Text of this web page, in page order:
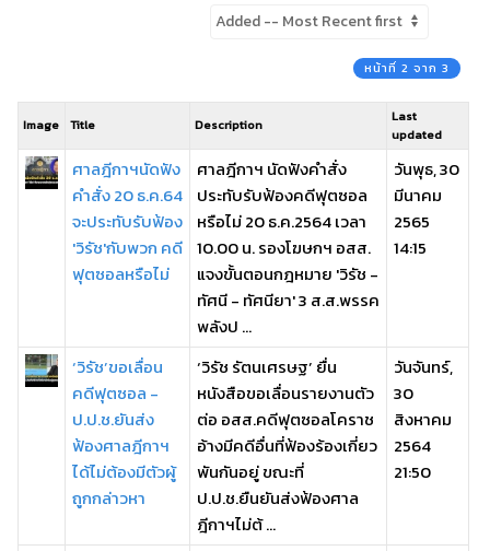
หน้าที่ 2 จาก 3
Image Title Description
Last
updated
ศาลฎีกาฯนัดฟัง
คำสั่ง 20 ธ.ค.64
จะประทับรับฟ้อง
'วิรัช'กับพวก คดี
ฟุตซอลหรือไม่
ศาลฎีกาฯ นัดฟังคำสั่ง
ประทับรับฟ้องคดีฟุตซอล
หรือไม่ 20 ธ.ค.2564 เวลา
10.00 น. รองโฆษกฯ อสส.
แจงขั้นตอนกฎหมาย 'วิรัช -
ทัศนี - ทัศนียา' 3 ส.ส.พรรค
พลังป ...
วันพุธ, 30
มีนาคม
2565
14:15
‘วิรัช’ขอเลื่อน
คดีฟุตซอล -
ป.ป.ช.ยันส่ง
ฟ้องศาลฎีกาฯ
ได้ไม่ต้องมีตัวผู้
ถูกกล่าวหา
‘วิรัช รัตนเศรษฐ’ ยื่น
หนังสือขอเลื่อนรายงานตัว
ต่อ อสส.คดีฟุตซอลโคราช
อ้างมีคดีอื่นที่ฟ้องร้องเกี่ยว
พันกันอยู่ ขณะที่
ป.ป.ช.ยืนยันส่งฟ้องศาล
ฎีกาฯไม่ต้ ...
วันจันทร์,
30
สิงหาคม
2564
21:50